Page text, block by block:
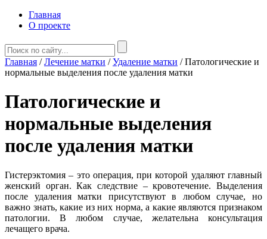
Главная
О проекте
Главная /Лечение матки /Удаление матки /Патологические и
нормальные выделения после удаления матки
Патологические и
нормальные выделения
после удаления матки
Гистерэктомия – это операция, при которой удаляют главный
женский орган. Как следствие – кровотечение. Выделения
после удаления матки присутствуют в любом случае, но
важно знать, какие из них норма, а какие являются признаком
патологии. В любом случае, желательна консультация
лечащего врача.